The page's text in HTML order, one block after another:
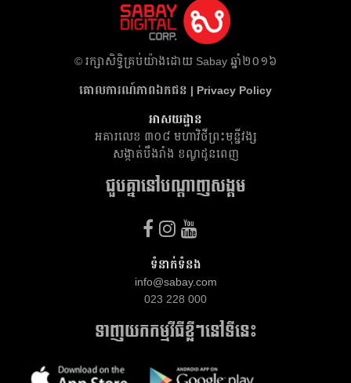
​© រក្សា​សិទ្ធិ​គ្រប់​យ៉ាង​ដោយ​ Sabay ឆ្នាំ​២០១៦
គោលការណ៍​ភាព​ឯកជន | Privacy Policy
អាសយដ្ឋាន
អគារ​លេខ ៣០៨ មហាវិថីព្រះមុន្នីវង្ស
សង្កាត់បឹងរាំង ខណ្ឌដូនពេញ
ជួបគ្នានៅបណ្តាញសង្គម
ទំនាក់ទំនង
info@sabay.com
023 228 000
ទាញយកកម្មវីធីខ្លីៗនៅទីនេះ